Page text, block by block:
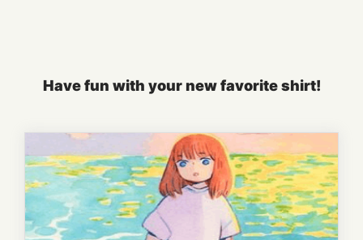
Have fun with your new favorite shirt!